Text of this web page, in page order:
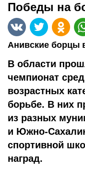
Победы на
Анивские борцы
В области
чемпионат
возрастных
борьбе. В них
из разных
и Южно-
спортивной
наград.